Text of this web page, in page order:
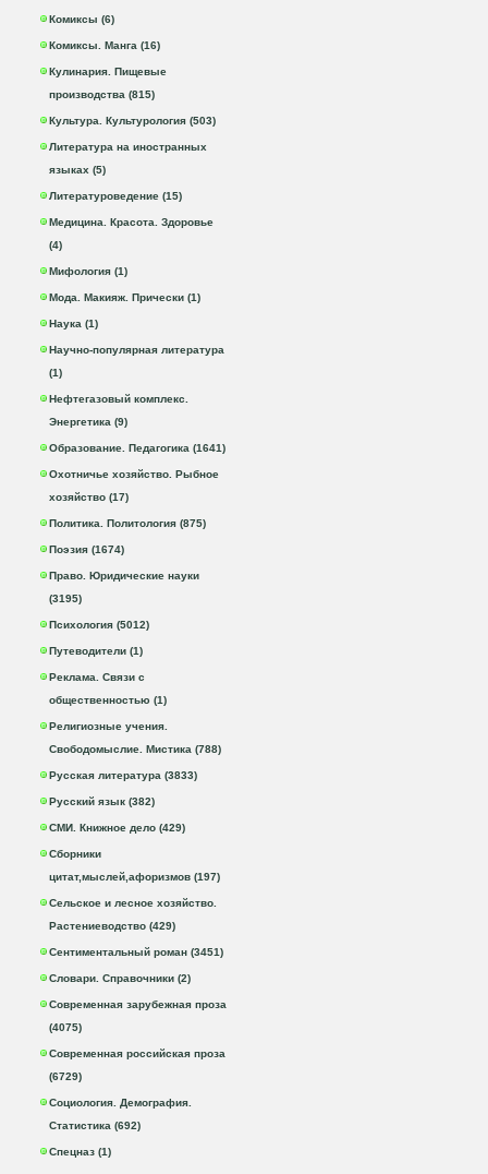
Комиксы (6)
Комиксы. Манга (16)
Кулинария. Пищевые
производства (815)
Культура. Культурология (503)
Литература на иностранных
языках (5)
Литературоведение (15)
Медицина. Красота. Здоровье
(4)
Мифология (1)
Мода. Макияж. Прически (1)
Наука (1)
Научно-популярная литература
(1)
Нефтегазовый комплекс.
Энергетика (9)
Образование. Педагогика (1641)
Охотничье хозяйство. Рыбное
хозяйство (17)
Политика. Политология (875)
Поэзия (1674)
Право. Юридические науки
(3195)
Психология (5012)
Путеводители (1)
Реклама. Связи с
общественностью (1)
Религиозные учения.
Свободомыслие. Мистика (788)
Русская литература (3833)
Русский язык (382)
СМИ. Книжное дело (429)
Сборники
цитат,мыслей,афоризмов (197)
Сельское и лесное хозяйство.
Растениеводство (429)
Сентиментальный роман (3451)
Словари. Справочники (2)
Современная зарубежная проза
(4075)
Современная российская проза
(6729)
Социология. Демография.
Статистика (692)
Спецназ (1)